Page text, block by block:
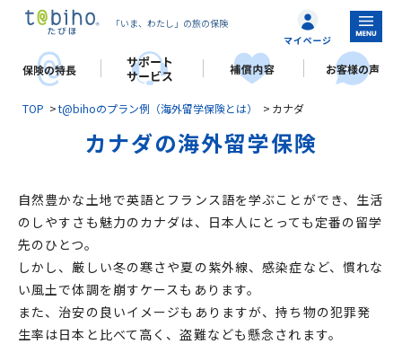
「いま、わたし」の旅の保険
TOP t@bihoのプラン例（海外留学保険とは） カナダ
カナダの海外留学保険
自然豊かな土地で英語とフランス語を学ぶことができ、生活
のしやすさも魅力のカナダは、日本人にとっても定番の留学
先のひとつ。
しかし、厳しい冬の寒さや夏の紫外線、感染症など、慣れな
い風土で体調を崩すケースもあります。
また、治安の良いイメージもありますが、持ち物の犯罪発
生率は日本と比べて高く、盗難なども懸念されます。